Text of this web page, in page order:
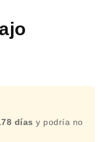
días y podría no